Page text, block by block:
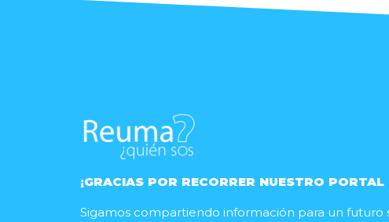
¡GRACIAS POR RECORRER NUESTRO
Sigamos compartiendo información para un futuro